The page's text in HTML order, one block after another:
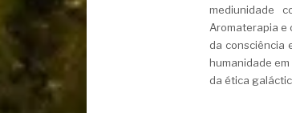
mediunidade
Aromaterapia e
da consciência
humanidade
da ética